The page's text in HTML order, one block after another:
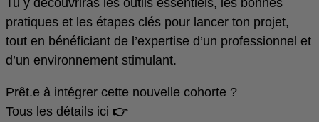
Tu y découvriras les outils essentiels, les bonnes
pratiques et les étapes clés pour lancer ton projet,
tout en bénéficiant de l’expertise d’un professionnel et
d’un environnement stimulant.
Prêt.e à intégrer cette nouvelle cohorte ?
Tous les détails ici 👉